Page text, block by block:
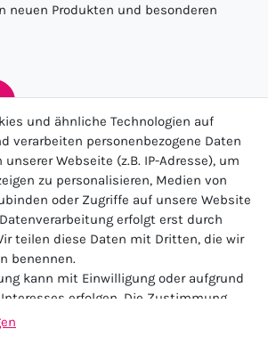
neuen Produkten und besonderen
★★★★★
4.5 / 5.0 (23.143)
und ähnliche Technologien auf
verarbeiten personenbezogene Daten
Webseite (z.B. IP-Adresse), um
zu personalisieren, Medien von
oder Zugriffe auf unsere Website
erfolgt erst durch
teilen diese Daten mit Dritten, die wir
benennen.
kann mit Einwilligung oder aufgrund
erfolgen. Die Zustimmung
werden. Es besteht das Recht,